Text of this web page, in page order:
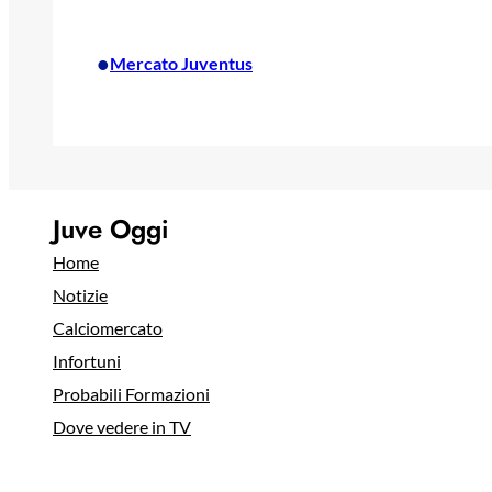
•Mercato Juventus
Juve Oggi
Home
Notizie
Calciomercato
Infortuni
Probabili Formazioni
Dove vedere in TV